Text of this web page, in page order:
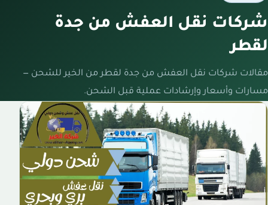
شركات نقل العفش من جدة
لقطر
مقالات شركات نقل العفش من جدة لقطر من الخير للشحن —
مسارات وأسعار وإرشادات عملية قبل الشحن.